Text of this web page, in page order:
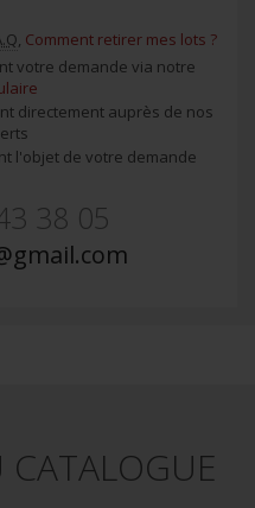
, Comment retirer mes lots ?
votre demande via notre
directement auprès de nos
l'objet de votre demande
38 05
CATALOGUE